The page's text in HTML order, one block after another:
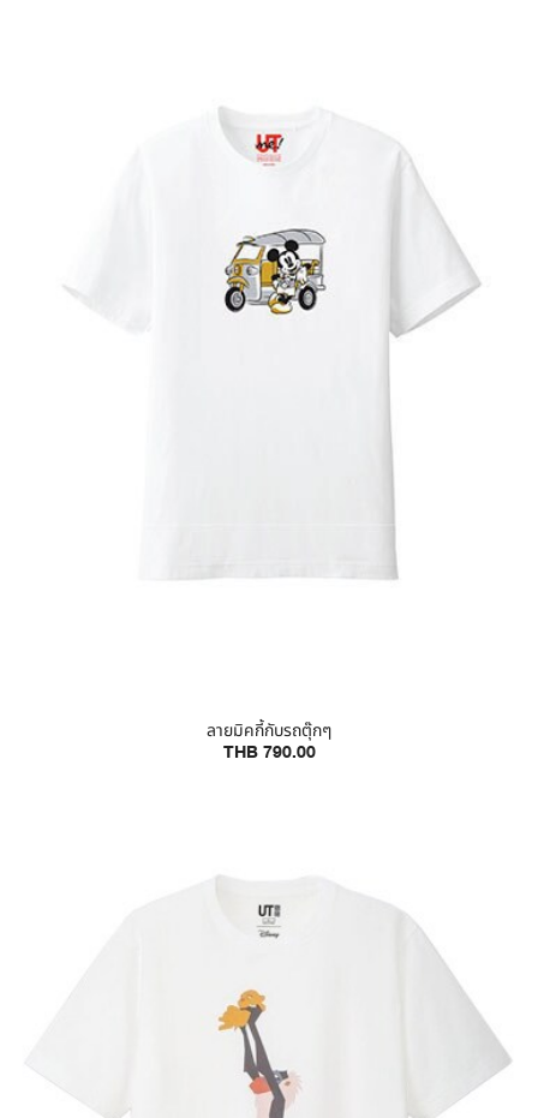
ลายมิคกี้กับรถตุ๊กๆ
THB 790.00